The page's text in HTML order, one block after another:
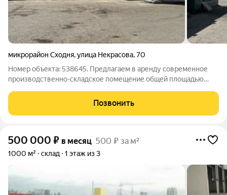
микрорайон Сходня,улица Некрасова,70
Номер объекта: 538645. Предлагаем в аренду современное
производственно-складское помещение общей площадью
Химки, мкр. Сходня, ул. Некрасова, 70. Основные
преимущества объекта: Удобное
Позвонить
500 000 ₽ в месяц 500 ₽ за м²
1000 м² склад 1 этаж из 3